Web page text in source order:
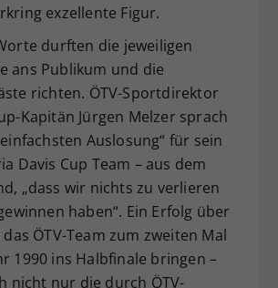
exzellente Figur.
durften die jeweiligen
ans Publikum und die
richten. ÖTV-Sportdirektor
Kapitän Jürgen Melzer sprach
Auslosung“ für sein
Davis Cup Team – aus dem
„dass wir nichts zu verlieren
haben“. Ein Erfolg über
ÖTV-Team zum zweiten Mal
1990 ins Halbfinale bringen –
nicht nur die durch ÖTV-